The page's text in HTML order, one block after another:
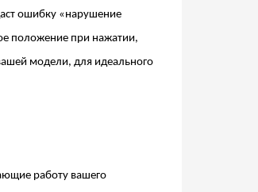
ошибку «нарушение
положение при нажатии,
модели, для идеального
работу вашего